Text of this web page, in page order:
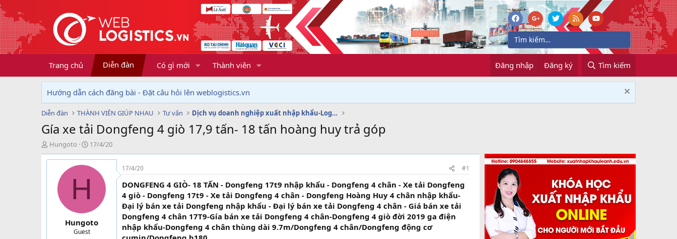
Trang chủ Diễn đàn Có gì mới Thành viên Đăng nhập Đăng ký Tìm kiếm
Hướng dẫn cách đăng bài - Đặt câu hỏi lên weblogistics.vn
Diễn đàn THÀNH VIÊN GIÚP NHAU Tư vấn Dịch vụ doanh nghiệp xuất nhập khẩu-Logistics
Gía xe tải Dongfeng 4 giò 17,9 tấn- 18 tấn hoàng huy trả góp
T
h
r
Hungoto
N
g
à
y
g
i
17/4/20
H
Hungoto
Guest
17/4/20 #1
DONGFENG 4 GIÒ- 18 TẤN - Dongfeng 17t9 nhập khẩu - Dongfeng 4 chân - Xe tải Dongfeng
4 giò - Dongfeng 17t9 - Xe tải Dongfeng 4 chân - Dongfeng Hoàng Huy 4 chân nhập khẩu-
Đại lý bán xe tải Dongfeng nhập khẩu - Đại lý bán xe tải Dongfeng 4 chân - Giá bán xe tải
Dongfeng 4 chân 17T9-Gía bán xe tải Dongfeng 4 chân-Dongfeng 4 giò đời 2019 ga điện
nhập khẩu-Dongfeng 4 chân thùng dài 9.7m/Dongfeng 4 chân/Dongfeng động cơ